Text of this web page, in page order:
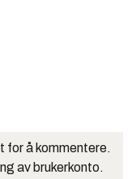
for å kommentere.
av brukerkonto.